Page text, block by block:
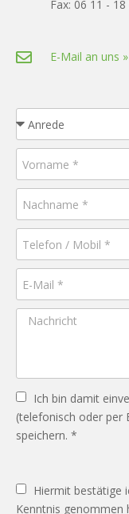
Fax: 06 11 -
E-Mail an uns »
Ich bin damit
(telefonisch oder per
speichern. *
Hiermit bestätige
Kenntnis genommen